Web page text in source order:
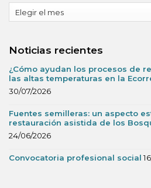
noticia
Noticias recientes
¿Cómo ayudan los procesos de
las altas temperaturas en la
30/07/2026
Fuentes semilleras: un aspecto
restauración asistida de los
24/06/2026
Convocatoria profesional social